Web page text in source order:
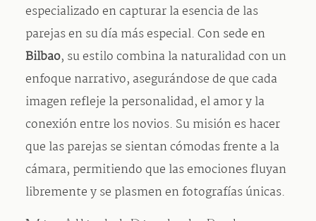
especializado en capturar la esencia de las
parejas en su día más especial. Con sede en
Bilbao, su estilo combina la naturalidad con un
enfoque narrativo, asegurándose de que cada
imagen refleje la personalidad, el amor y la
conexión entre los novios. Su misión es hacer
que las parejas se sientan cómodas frente a la
cámara, permitiendo que las emociones fluyan
libremente y se plasmen en fotografías únicas.